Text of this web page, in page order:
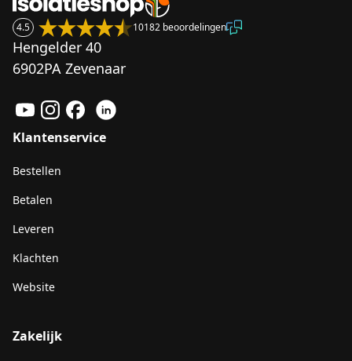
4.5 10182 beoordelingen
Hengelder 40
6902PA Zevenaar
Klantenservice
Bestellen
Betalen
Leveren
Klachten
Website
Zakelijk